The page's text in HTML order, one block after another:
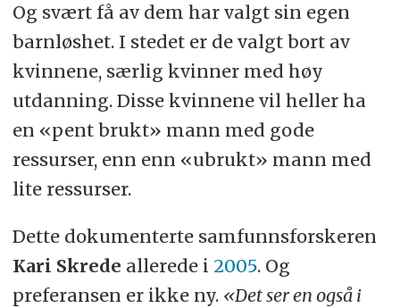
Og svært få av dem har valgt sin egen
barnløshet. I stedet er de valgt bort av
kvinnene, særlig kvinner med høy
utdanning. Disse kvinnene vil heller ha
en «pent brukt» mann med gode
ressurser, enn enn «ubrukt» mann med
lite ressurser.
Dette dokumenterte samfunnsforskeren
Kari Skrede allerede i 2005. Og
preferansen er ikke ny. «Det ser en også i